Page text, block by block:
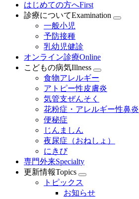
はじめての方へFirst
診療についてExamination
一般小児
予防接種
乳幼児健診
オンライン診療Online
こどもの病気Illness
食物アレルギー
アトピー性皮膚炎
気管支ぜんそく
花粉症・アレルギー性鼻炎
便秘症
じんましん
夜尿症（おねしょ）
にきび
専門外来Specialty
更新情報Topics
トピックス
お知らせ